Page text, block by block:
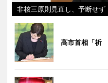
非核三原則見直し、予断せず
高市首相「祈